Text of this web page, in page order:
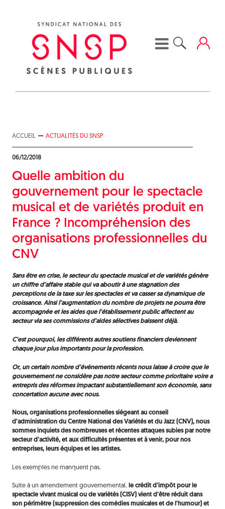
ACCUEIL ACTUALITÉS DU SNSP
06/12/2018
Quelle ambition du
gouvernement pour le spectacle
musical et de variétés produit en
France ? Incompréhension des
organisations professionnelles du
CNV
Sans être en crise, le secteur du spectacle musical et de variétés génère
un chiffre d’affaire stable qui va aboutir à une stagnation des
perceptions de la taxe sur les spectacles et va casser sa dynamique de
croissance. Ainsi l’augmentation du nombre de projets ne pourra être
accompagnée et les aides que l’établissement public affectent au
secteur via ses commissions d’aides sélectives baissent déjà.
C’est pourquoi, les différents autres soutiens financiers deviennent
chaque jour plus importants pour la profession.
Or, un certain nombre d’évènements récents nous laisse à croire que le
gouvernement ne considère pas notre secteur comme prioritaire voire a
entrepris des réformes impactant substantiellement son économie, sans
concertation aucune avec nous.
Nous, organisations professionnelles siégeant au conseil
d’administration du Centre National des Variétés et du Jazz (CNV), nous
sommes inquiets des nombreuses et récentes attaques subies par notre
secteur d’activité, et aux difficultés présentes et à venir, pour nos
entreprises, leurs équipes et les artistes.
Les exemples ne manquent pas.
Suite à un amendement gouvernemental, le crédit d’impôt pour le
spectacle vivant musical ou de variétés (CISV) vient d’être réduit dans
son périmètre (suppression des comédies musicales et de l’humour) et